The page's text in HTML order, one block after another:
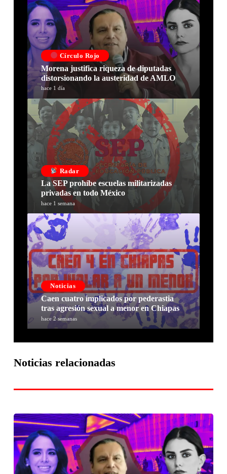
Círculo Rojo
Morena justifica riqueza de diputadas
distorsionando la austeridad de AMLO
hace 1 día
Radar
La SEP prohíbe escuelas militarizadas
privadas en todo México
hace 1 semana
Noticias
Caen cuatro implicados por pederastia
tras agresión sexual a menor en Chiapas
hace 2 semanas
Noticias relacionadas